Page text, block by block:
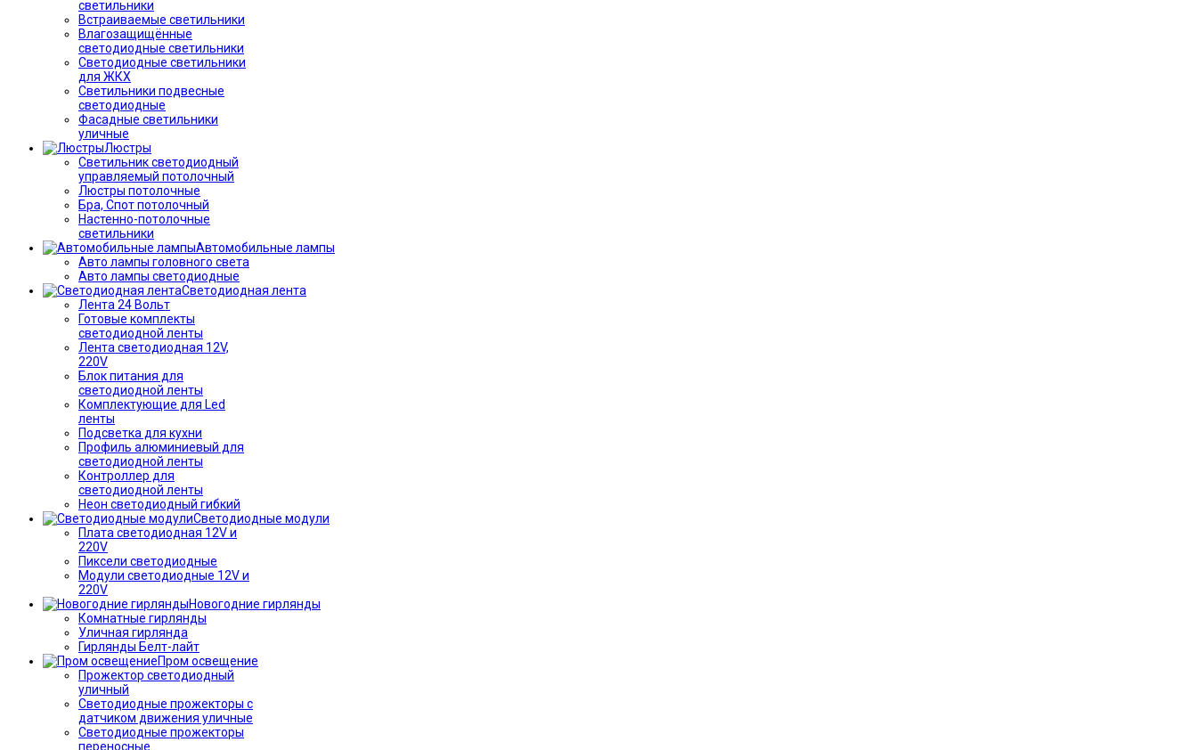
светильники
Встраиваемые светильники
Влагозащищённые
светодиодные светильники
Светодиодные светильники
для ЖКХ
Светильники подвесные
светодиодные
Фасадные светильники
уличные
Люстры
Светильник светодиодный
управляемый потолочный
Люстры потолочные
Бра, Спот потолочный
Настенно-потолочные
светильники
Автомобильные лампы
Авто лампы головного света
Авто лампы светодиодные
Светодиодная лента
Лента 24 Вольт
Готовые комплекты
светодиодной ленты
Лента светодиодная 12V,
220V
Блок питания для
светодиодной ленты
Комплектующие для Led
ленты
Подсветка для кухни
Профиль алюминиевый для
светодиодной ленты
Контроллер для
светодиодной ленты
Неон светодиодный гибкий
Светодиодные модули
Плата светодиодная 12V и
220V
Пиксели светодиодные
Модули светодиодные 12V и
220V
Новогодние гирлянды
Комнатные гирлянды
Уличная гирлянда
Гирлянды Белт-лайт
Пром освещение
Прожектор светодиодный
уличный
Светодиодные прожекторы с
датчиком движения уличные
Светодиодные прожекторы
переносные